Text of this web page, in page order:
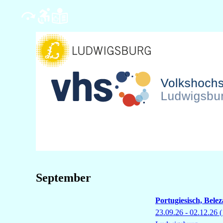
September
Portugiesisch,
23.09.26 - 02.12.26